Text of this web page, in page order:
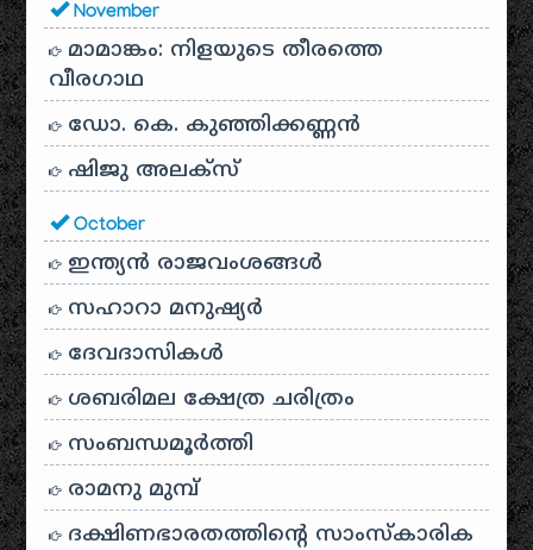
November
മാമാങ്കം: നിളയുടെ തീരത്തെ
വീരഗാഥ
ഡോ. കെ. കുഞ്ഞിക്കണ്ണൻ
ഷിജു അലക്സ്
October
ഇന്ത്യൻ രാജവംശങ്ങൾ
സഹാറാ മനുഷ്യർ
ദേവദാസികൾ
ശബരിമല ക്ഷേത്ര ചരിത്രം
സംബന്ധമൂർത്തി
രാമനു മുമ്പ്
ദക്ഷിണഭാരതത്തിൻ്റെ സാംസ്കാരിക